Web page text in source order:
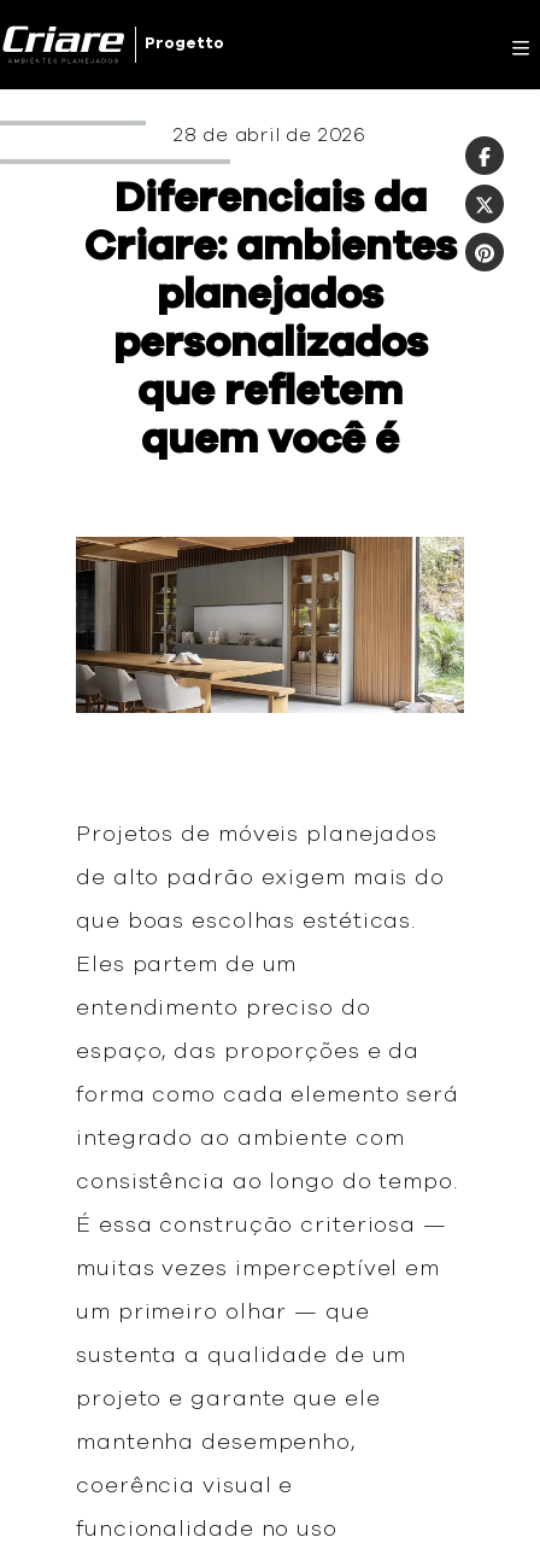
Criare
Progetto
28 de abril de 2026
Diferenciais da
Criare: ambientes
planejados
personalizados
que refletem
quem você é
Projetos de móveis planejados
de alto padrão exigem mais do
que boas escolhas estéticas.
Eles partem de um
entendimento preciso do
espaço, das proporções e da
forma como cada elemento será
integrado ao ambiente com
consistência ao longo do tempo.
É essa construção criteriosa —
muitas vezes imperceptível em
um primeiro olhar — que
sustenta a qualidade de um
projeto e garante que ele
mantenha desempenho,
coerência visual e
funcionalidade no uso